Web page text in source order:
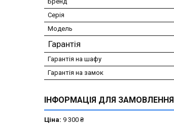
Серія
Модель
Гарантія
Гарантія на шафу
Гарантія на замок
ІНФОРМАЦІЯ ДЛЯ ЗАМОВЛЕННЯ
Ціна: 9 300 ₴